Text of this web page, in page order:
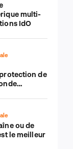
multi-
IdO
de
ou de
le meilleur